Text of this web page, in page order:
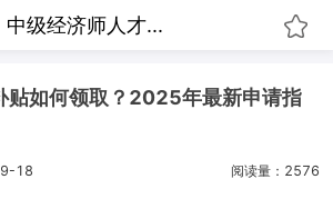
中级经济师人才...
贴如何领取？2025年最新申请指
18 阅读量：2576